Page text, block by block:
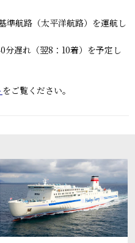
準航路（太平洋航路）を運航し
分遅れ（翌8：10着）を予定し
をご覧ください。